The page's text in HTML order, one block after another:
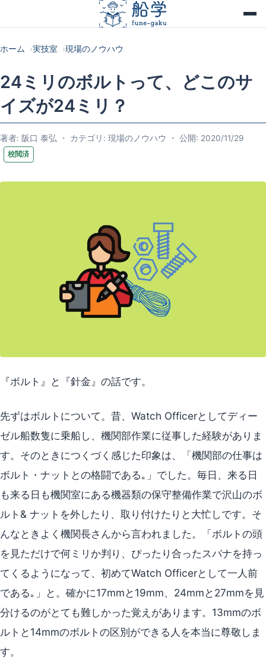
ホーム 実技室 現場のノウハウ
24ミリのボルトって、どこのサ
イズが24ミリ？
著者: 阪口 泰弘 ・ カテゴリ: 現場のノウハウ ・ 公開: 2020/11/29
校閲済
『ボルト』と『針金』の話です。
先ずはボルトについて。昔、Watch Officerとしてディー
ゼル船数隻に乗船し、機関部作業に従事した経験がありま
す。そのときにつくづく感じた印象は、「機関部の仕事は
ボルト・ナットとの格闘である｡」でした。毎日、来る日
も来る日も機関室にある機器類の保守整備作業で沢山のボ
ルト& ナットを外したり、取り付けたりと大忙しです。そ
んなときよく機関長さんから言われました。「ボルトの頭
を見ただけで何ミリか判り、ぴったり合ったスパナを持っ
てくるようになって、初めてWatch Officerとして一人前
である｡」と。確かに17mmと19mm、24mmと27mmを見
分けるのがとても難しかった覚えがあります。13mmのボ
ルトと14mmのボルトの区別ができる人を本当に尊敬しま
す。